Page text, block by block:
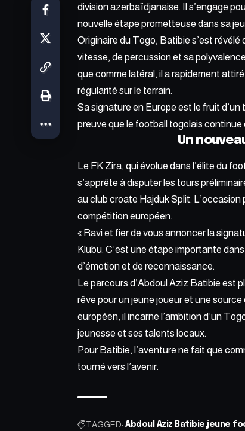
division azerbaïdjanaise. Il s’engage
nouvelle étape prometteuse dans sa
Originaire du Togo, Batibie s’est révélé
vitesse, de percussion et sa
que comme latéral, il a rapidement
régularité sur le terrain.
Sa signature en Europe est le fruit
preuve que le football togolais
Un
Le FK Zira, qui évolue dans l’élite du
s’apprête à disputer les tours
au club croate Hajduk Split. L’occasion
compétition européen.
« Ravi et fier de vous annoncer la
Klubu. C’est une étape importante
d’émotion et de reconnaissance.
Le parcours d’Abdoul Aziz Batibie est
rêve pour un jeune joueur et une
européen, il incarne l’ambition d’un
jeunesse et ses talents locaux.
Pour Batibie, l’aventure ne fait que
tourné vers l’avenir.
TAGGED: Abdoul Aziz Batibie jeune